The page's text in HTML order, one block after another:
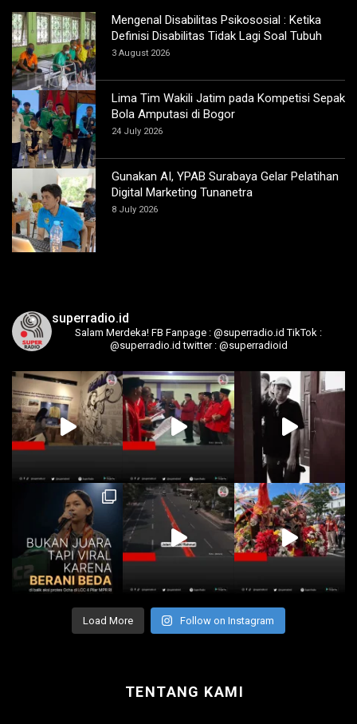
Mengenal Disabilitas Psikososial : Ketika
Definisi Disabilitas Tidak Lagi Soal Tubuh
3 August 2026
Lima Tim Wakili Jatim pada Kompetisi Sepak
Bola Amputasi di Bogor
24 July 2026
Gunakan AI, YPAB Surabaya Gelar Pelatihan
Digital Marketing Tunanetra
8 July 2026
superradio.id
Salam Merdeka! FB Fanpage : @superradio.id TikTok :
@superradio.id twitter : @superradioid
Load More Follow on Instagram
TENTANG KAMI